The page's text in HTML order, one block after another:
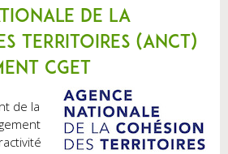
de la
Territoires (ANCT)
CGET
de la